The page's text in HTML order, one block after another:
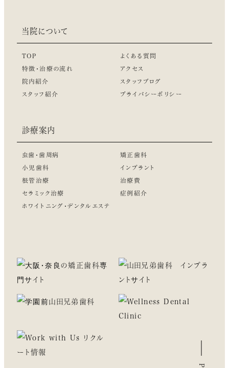
当院について
TOP
特徴・治療の流れ
院内紹介
スタッフ紹介
よくある質問
アクセス
スタッフブログ
プライバシーポリシー
診療案内
虫歯・歯周病
小児歯科
根管治療
セラミック治療
ホワイトニング・デンタルエステ
矯正歯科
インプラント
治療費
症例紹介